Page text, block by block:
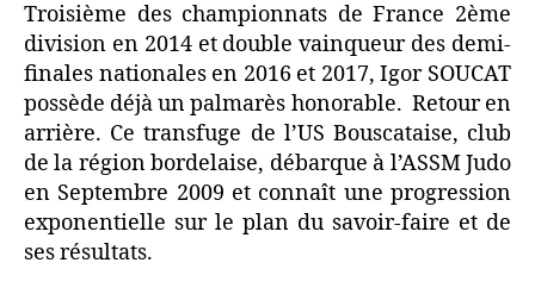
Troisième des championnats de France 2ème
division en 2014 et double vainqueur des demi-
finales nationales en 2016 et 2017, Igor SOUCAT
possède déjà un palmarès honorable. Retour en
arrière. Ce transfuge de l’US Bouscataise, club
de la région bordelaise, débarque à l’ASSM Judo
en Septembre 2009 et connaît une progression
exponentielle sur le plan du savoir-faire et de
ses résultats.